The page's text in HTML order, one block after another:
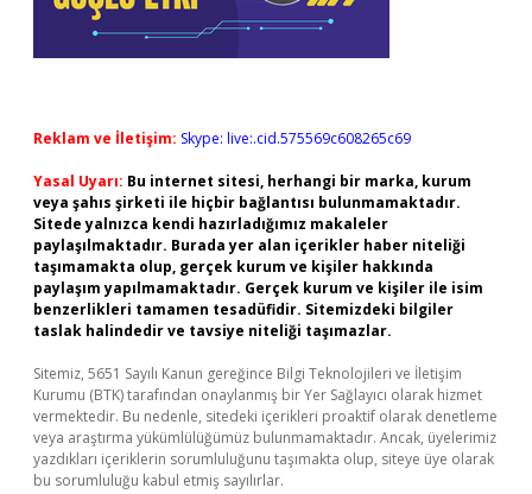
Reklam ve İletişim: Skype: live:.cid.575569c608265c69
Yasal Uyarı: Bu internet sitesi, herhangi bir marka, kurum
veya şahıs şirketi ile hiçbir bağlantısı bulunmamaktadır.
Sitede yalnızca kendi hazırladığımız makaleler
paylaşılmaktadır. Burada yer alan içerikler haber niteliği
taşımamakta olup, gerçek kurum ve kişiler hakkında
paylaşım yapılmamaktadır. Gerçek kurum ve kişiler ile isim
benzerlikleri tamamen tesadüfidir. Sitemizdeki bilgiler
taslak halindedir ve tavsiye niteliği taşımazlar.
Sitemiz, 5651 Sayılı Kanun gereğince Bilgi Teknolojileri ve İletişim
Kurumu (BTK) tarafından onaylanmış bir Yer Sağlayıcı olarak hizmet
vermektedir. Bu nedenle, sitedeki içerikleri proaktif olarak denetleme
veya araştırma yükümlülüğümüz bulunmamaktadır. Ancak, üyelerimiz
yazdıkları içeriklerin sorumluluğunu taşımakta olup, siteye üye olarak
bu sorumluluğu kabul etmiş sayılırlar.